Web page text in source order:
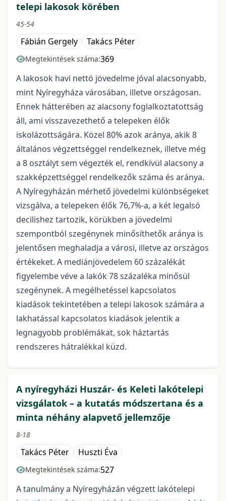
telepi lakosok körében
45-54
Fábián Gergely Takács Péter
Megtekintések száma:369
A lakosok havi nettó jövedelme jóval alacsonyabb,
mint Nyíregyháza városában, illetve országosan.
Ennek hátterében az alacsony foglalkoztatottság
áll, ami visszavezethető a telepeken élők
iskolázottságára. Közel 80% azok aránya, akik 8
általános végzettséggel rendelkeznek, illetve még
a 8 osztályt sem végezték el, rendkívül alacsony a
szakképzettséggel rendelkezők száma és aránya.
A Nyíregyházán mérhető jövedelmi különbségeket
vizsgálva, a telepeken élők 76,7%-a, a két legalsó
decilishez tartozik, körükben a jövedelmi
szempontból szegénynek minősíthetők aránya is
jelentősen meghaladja a városi, illetve az országos
értékeket. A mediánjövedelem 60 százalékát
figyelembe véve a lakók 78 százaléka minősül
szegénynek. A megélhetéssel kapcsolatos
kiadások tekintetében a telepi lakosok számára a
lakhatással kapcsolatos kiadások jelentik a
legnagyobb problémákat, sok háztartás
rendszeres hátralékkal küzd.
A nyíregyházi Huszár- és Keleti lakótelepi
vizsgálatok – a kutatás módszertana és a
minta néhány alapvető jellemzője
8-18
Takács Péter Huszti Éva
Megtekintések száma:527
A tanulmány a Nyíregyházán végzett lakótelepi